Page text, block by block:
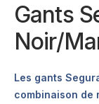
Gants
Noir/
Les gants
combinaison de